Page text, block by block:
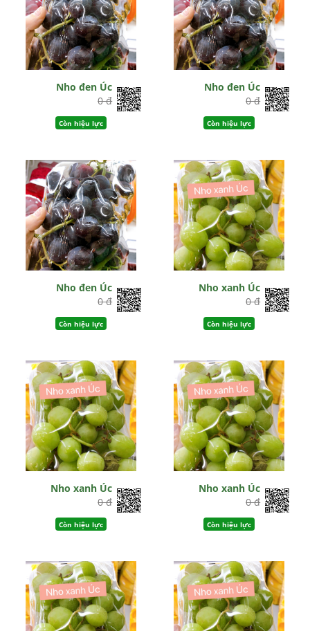
Nho đen Úc
0 đ
Còn hiệu lực
Nho đen Úc
0 đ
Còn hiệu lực
Nho đen Úc
0 đ
Còn hiệu lực
Nho xanh Úc
0 đ
Còn hiệu lực
Nho xanh Úc
0 đ
Còn hiệu lực
Nho xanh Úc
0 đ
Còn hiệu lực